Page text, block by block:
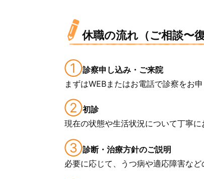
休職の流れ（ご相談〜
①診察申し込み・ご来院
まずはWEBまたはお電話で診察をお申
②初診
現在の状態や生活状況について丁寧に
③診断・治療方針のご説明
必要に応じて、うつ病や適応障害など